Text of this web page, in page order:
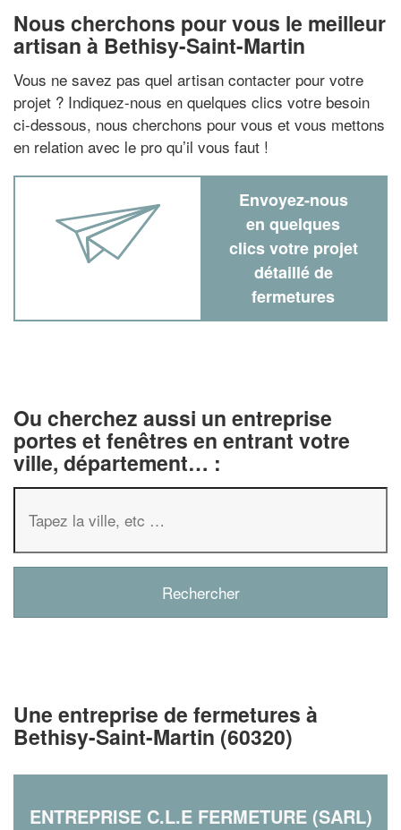
Nous cherchons pour vous le meilleur
artisan à Bethisy-Saint-Martin
Vous ne savez pas quel artisan contacter pour votre
projet ? Indiquez-nous en quelques clics votre besoin
ci-dessous, nous cherchons pour vous et vous mettons
en relation avec le pro qu’il vous faut !
Envoyez-nous
en quelques
clics votre projet
détaillé de
fermetures
Ou cherchez aussi un entreprise
portes et fenêtres en entrant votre
ville, département… :
Une entreprise de fermetures à
Bethisy-Saint-Martin (60320)
ENTREPRISE C.L.E FERMETURE (SARL)
✕
Vous êtes un
professionnel ?
En savoir plus